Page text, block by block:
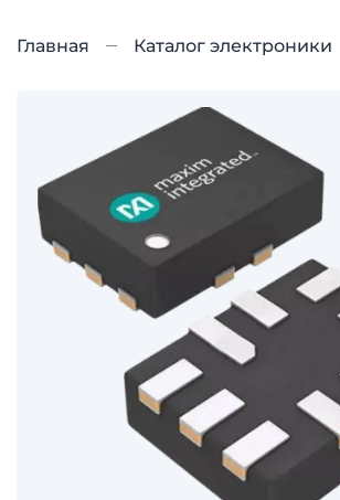
Главная Каталог электроники